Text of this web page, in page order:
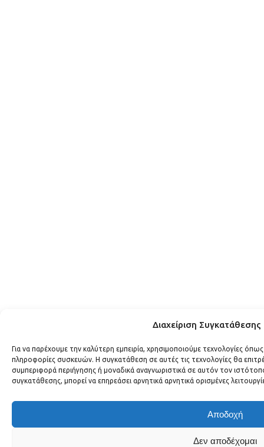
Διαχείριση
Για να παρέχουμε την καλύτερη εμπειρία, χρησιμοποιούμε τεχνολογίες
πληροφορίες συσκευών. Η συγκατάθεση σε αυτές τις τεχνολογίες θα
συμπεριφορά περιήγησης ή μοναδικά αναγνωριστικά σε αυτόν τον
συγκατάθεσης, μπορεί να επηρεάσει αρνητικά αρνητικά ορισμένες
Αποδοχή
Δεν αποδέχομαι